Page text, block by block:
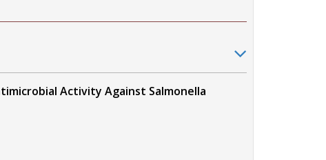
Activity Against Salmonella